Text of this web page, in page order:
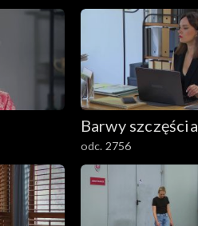
Barwy szczęścia
odc. 2756